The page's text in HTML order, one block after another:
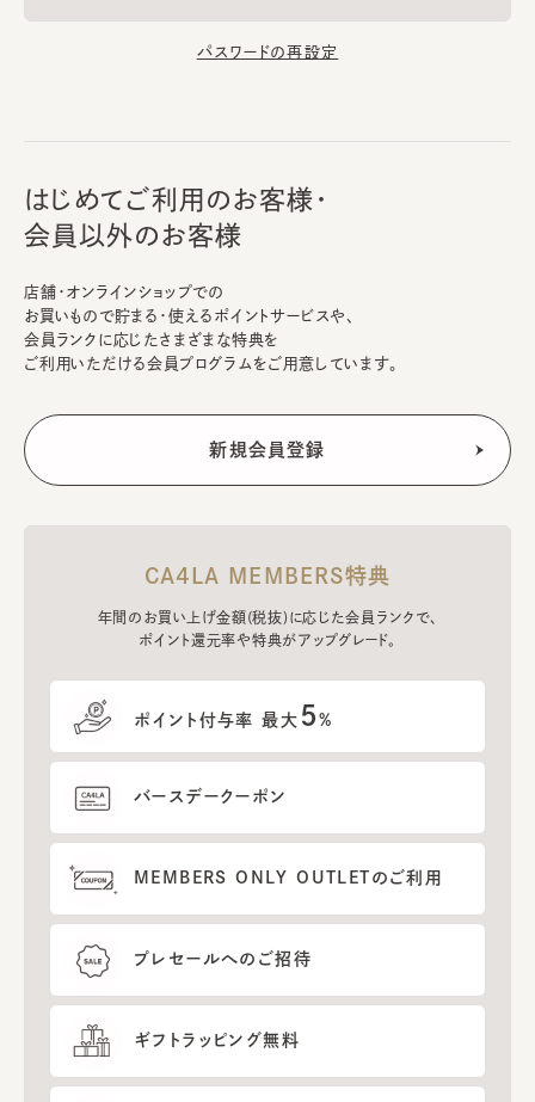
パスワードの再設定
はじめてご利用のお客様・
会員以外のお客様
店舗・オンラインショップでの
お買いもので貯まる・使えるポイントサービスや、
会員ランクに応じたさまざまな特典を
ご利用いただける会員プログラムをご用意しています。
CA4LA MEMBERS特典
年間のお買い上げ金額(税抜)に応じた会員ランクで、
ポイント還元率や特典がアップグレード。
ポイント付与率 最大 5%
バースデークーポン
MEMBERS ONLY OUTLETのご利用
プレセールへのご招待
ギフトラッピング無料